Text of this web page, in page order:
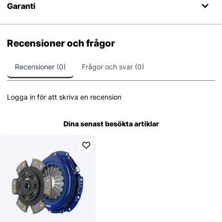
Garanti
Recensioner och frågor
Recensioner (0) Frågor och svar (0)
Logga in för att skriva en recension
Dina senast besökta artiklar